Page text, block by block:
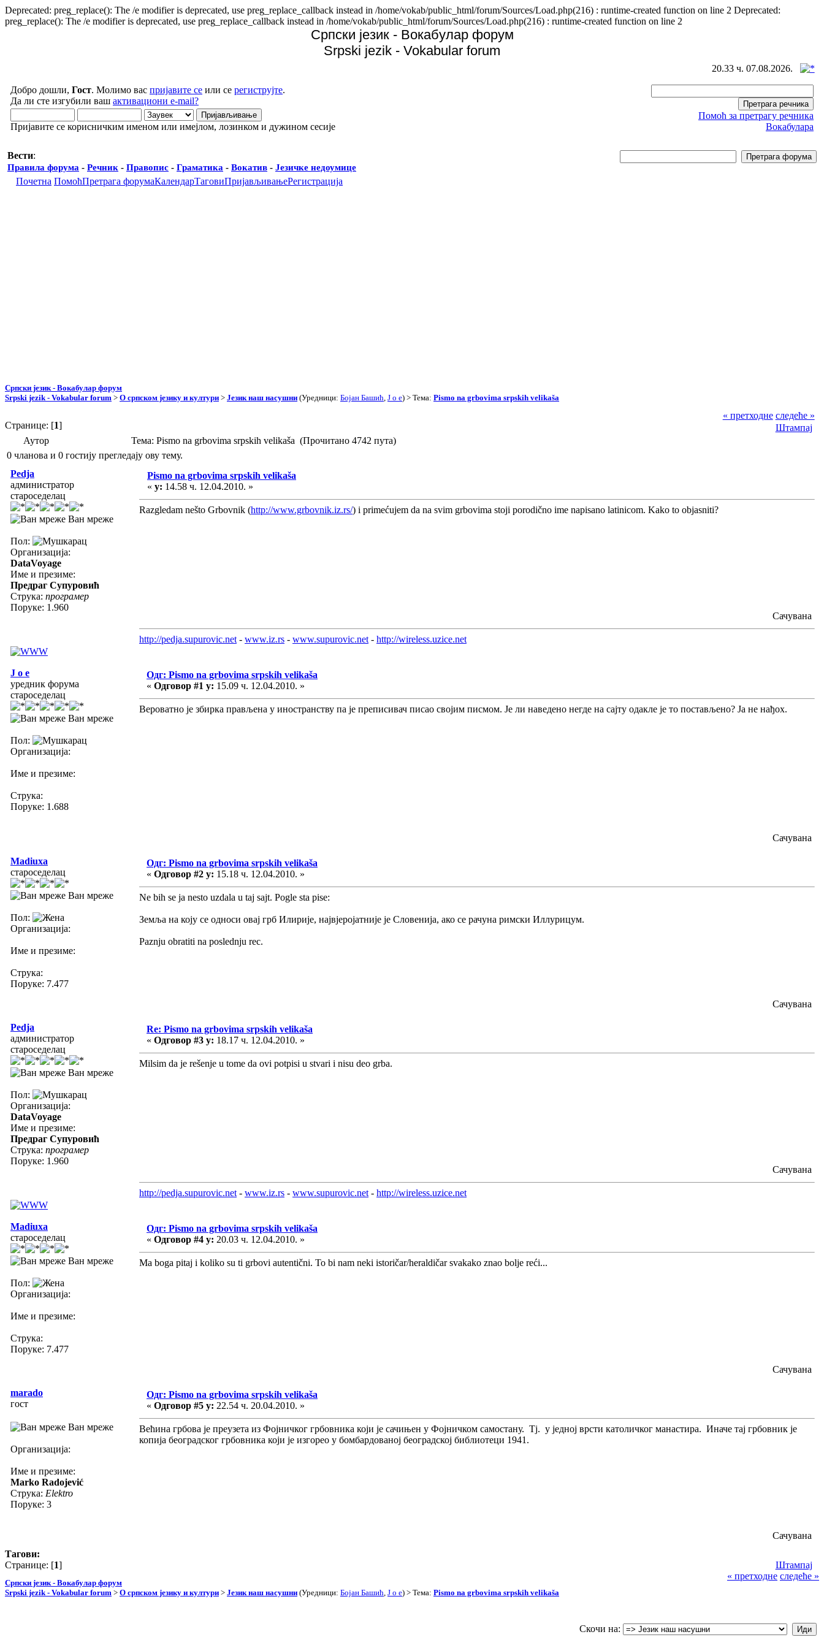
Deprecated: preg_replace(): The /e modifier is deprecated, use preg_replace_callback instead in /home/vokab/public_html/forum/Sources/Load.php(216) : runtime-created function on line 2 Deprecated:
preg_replace(): The /e modifier is deprecated, use preg_replace_callback instead in /home/vokab/public_html/forum/Sources/Load.php(216) : runtime-created function on line 2
Српски језик - Вокабулар форум
Srpski jezik - Vokabular forum
20.33 ч. 07.08.2026.
Добро дошли, Гост. Молимо вас пријавите се или се региструјте.
Да ли сте изгубили ваш активациони e-mail?
Пријавите се корисничким именом или имејлом, лозинком и дужином сесије
Помоћ за претрагу речника
Вокабулара
Вести:
Правила форума - Речник - Правопис - Граматика - Вокатив - Језичке недоумице
Почетна ПомоћПретрага форумаКалендарТаговиПријављивањеРегистрација
Српски језик - Вокабулар форум
Srpski jezik - Vokabular forum > О српском језику и култури > Језик наш насушни (Уредници: Бојан Башић J o e) > Тема: Pismo na grbovima srpskih velikaša
Странице: [1]
« претходне следеће »
Штампај
Аутор
Тема: Pismo na grbovima srpskih velikaša (Прочитано 4742 пута)
0 чланова и 0 гостију прегледају ову тему.
Pedja
администратор
староседелац
Ван мреже
Пол:
Организација:
DataVoyage
Име и презиме:
Предраг Супуровић
Струка: програмер
Поруке: 1.960
Pismo na grbovima srpskih velikaša
« у: 14.58 ч. 12.04.2010. »
Razgledam nešto Grbovnik (http://www.grbovnik.iz.rs/) i primećujem da na svim grbovima stoji porodično ime napisano latinicom. Kako to objasniti?
Сачувана
http://pedja.supurovic.net - www.iz.rs - www.supurovic.net - http://wireless.uzice.net
J o e
уредник форума
староседелац
Ван мреже
Пол:
Организација:
Име и презиме:
Струка:
Поруке: 1.688
Одг: Pismo na grbovima srpskih velikaša
« Одговор #1 у: 15.09 ч. 12.04.2010. »
Вероватно је збирка прављена у иностранству па је преписивач писао својим писмом. Је ли наведено негде на сајту одакле је то постављено? Ја не нађох.
Сачувана
Madiuxa
староседелац
Ван мреже
Пол:
Организација:
Име и презиме:
Струка:
Поруке: 7.477
Одг: Pismo na grbovima srpskih velikaša
« Одговор #2 у: 15.18 ч. 12.04.2010. »
Ne bih se ja nesto uzdala u taj sajt. Pogle sta pise:
Земља на коју се односи овај грб Илирије, највјеројатније је Словенија, ако се рачуна римски Иллyрицум.
Paznju obratiti na poslednju rec.
Сачувана
Pedja
администратор
староседелац
Ван мреже
Пол:
Организација:
DataVoyage
Име и презиме:
Предраг Супуровић
Струка: програмер
Поруке: 1.960
Re: Pismo na grbovima srpskih velikaša
« Одговор #3 у: 18.17 ч. 12.04.2010. »
Milsim da je rešenje u tome da ovi potpisi u stvari i nisu deo grba.
Сачувана
http://pedja.supurovic.net - www.iz.rs - www.supurovic.net - http://wireless.uzice.net
Madiuxa
староседелац
Ван мреже
Пол:
Организација:
Име и презиме:
Струка:
Поруке: 7.477
Одг: Pismo na grbovima srpskih velikaša
« Одговор #4 у: 20.03 ч. 12.04.2010. »
Ma boga pitaj i koliko su ti grbovi autentični. To bi nam neki istoričar/heraldičar svakako znao bolje reći...
Сачувана
marado
гост
Ван мреже
Организација:
Име и презиме:
Marko Radojević
Струка: Elektro
Поруке: 3
Одг: Pismo na grbovima srpskih velikaša
« Одговор #5 у: 22.54 ч. 20.04.2010. »
Већина грбова је преузета из Фојничког грбовника који је сачињен у Фојничком самостану. Тј. у једној врсти католичког манастира. Иначе тај грбовник је
копија београдског грбовника који је изгорео у бомбардованој београдској библиотеци 1941.
Сачувана
Тагови:
Странице: [1] Штампај
Српски језик - Вокабулар форум
Srpski jezik - Vokabular forum > О српском језику и култури > Језик наш насушни (Уредници: Бојан Башић, J o e) > Тема: Pismo na grbovima srpskih velikaša
« претходне следеће »
Скочи на: